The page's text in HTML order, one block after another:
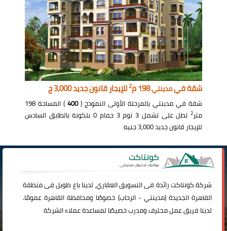
شقة فيمدينتي198 م 2للإيجار قانون جديد 3,000 ج
شقة في مدينتي بالمرحلة الأولى النموذج (400
) المساحة 198
متر2
تطل على تشمل 3 نوم 3 حمام 0 بلكونة بالطابق السادس
للإيجار قانون جديد 3,000 جنيه
شركةكونتاكترائدة فى التسويق العقاري، لدينا باع طويل فى منطقة
القاهرة الجديدة (مدينتي -الرحاب) خصوصًا ومحافظة القاهرة عمومًا.
لدينا فريق عمل محترف ومدرب خصيصًا لمساعدة عملاء الشركة